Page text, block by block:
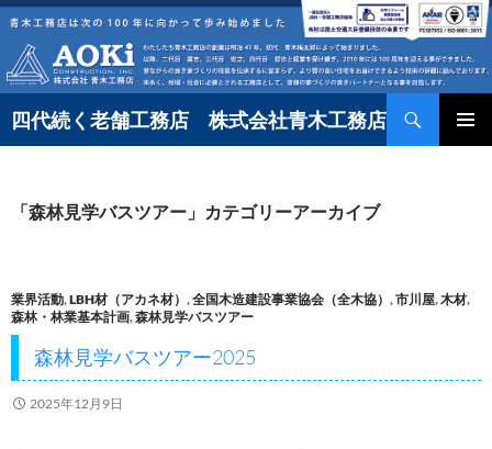
コ
テ
ン
ツ
プ
四代続く老舗工務店 株式会社青木工務店
検
索
「森林見学バスツアー」カテゴリーアーカイブ
業界活動,LBH材（アカネ材） ,全国木造建設事業協会（全木協） ,市川屋,木材,
森林・林業基本計画,森林見学バスツアー
森林見学バスツアー2025
2025年12月9日